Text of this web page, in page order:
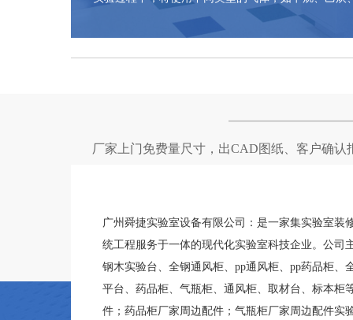
厂家上门免费量尺寸，出CAD图纸、客户确
广州舜捷实验室设备有限公司：是一家集实验室装
统工程服务于一体的现代化实验室科技企业。公司
钢木实验台、全钢通风柜、pp通风柜、pp药品柜、
平台、药品柜、气瓶柜、通风柜、取材台、标本柜
件；药品柜厂家周边配件；气瓶柜厂家周边配件实